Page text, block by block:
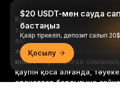
Крипто әлеміне қатысты
талдауларды бірінші болып
ақпараттық бюллетеньге
жазылыңыз.
инвестицияланған
қаупін қоса алғанда,
әрекеттер барлығына
$20 USDT-мен сауда
бастаңыз
Қазір тіркеліп, депозит салып
Қосылу